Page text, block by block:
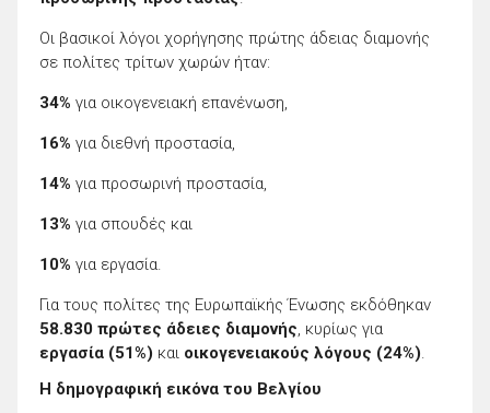
Οι βασικοί λόγοι χορήγησης πρώτης άδειας διαμονής
σε πολίτες τρίτων χωρών ήταν:
34% για οικογενειακή επανένωση,
16% για διεθνή προστασία,
14% για προσωρινή προστασία,
13% για σπουδές και
10% για εργασία.
Για τους πολίτες της Ευρωπαϊκής Ένωσης εκδόθηκαν
58.830 πρώτες άδειες διαμονής, κυρίως για
εργασία (51%) και οικογενειακούς λόγους (24%).
Η δημογραφική εικόνα του Βελγίου